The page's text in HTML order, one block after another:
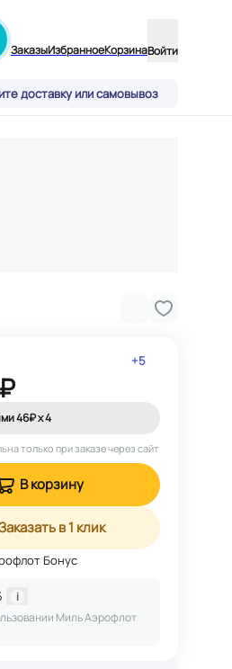
ЗаказыИзбранноеКорзинаВойти
доставку или самовывоз
+5
46₽ х 4
только при заказе через сайт
В корзину
в 1 клик
Бонус
i
Миль Аэрофлот